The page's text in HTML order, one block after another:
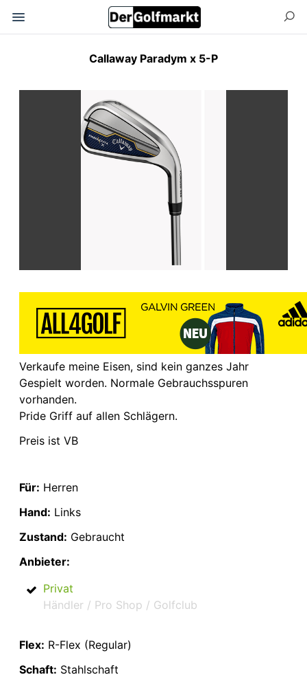
Callaway Paradym x 5-P
Verkaufe meine Eisen, sind kein ganzes Jahr
Gespielt worden. Normale Gebrauchsspuren
vorhanden.
Pride Griff auf allen Schlägern.
Preis ist VB
Für: Herren
Hand: Links
Zustand: Gebraucht
Anbieter:
Privat
Händler / Pro Shop / Golfclub
Flex: R-Flex (Regular)
Schaft: Stahlschaft